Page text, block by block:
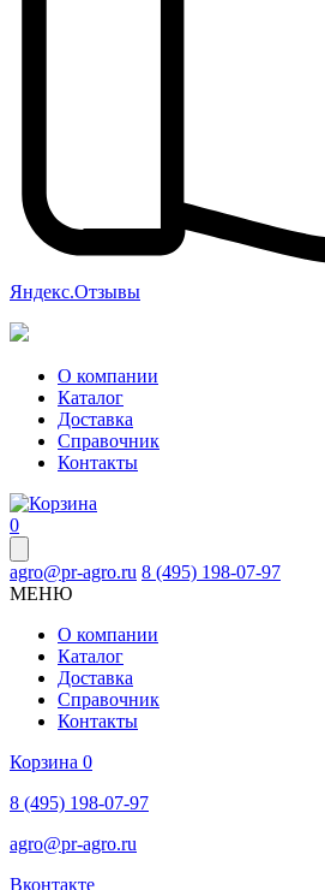
Яндекс.Отзывы
О компании
Каталог
Доставка
Справочник
Контакты
0
agro@pr-agro.ru 8 (495) 198-07-97
МЕНЮ
О компании
Каталог
Доставка
Справочник
Контакты
Корзина 0
8 (495) 198-07-97
agro@pr-agro.ru
Вконтакте